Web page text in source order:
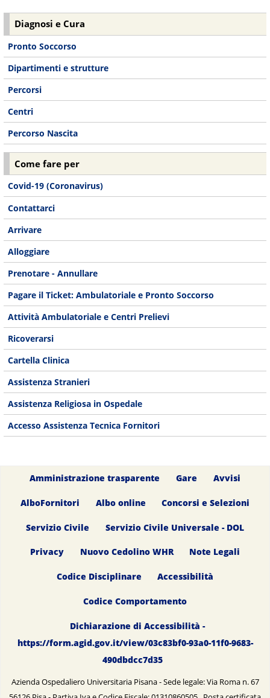
Diagnosi e Cura
Pronto Soccorso
Dipartimenti e strutture
Percorsi
Centri
Percorso Nascita
Come fare per
Covid-19 (Coronavirus)
Contattarci
Arrivare
Alloggiare
Prenotare - Annullare
Pagare il Ticket: Ambulatoriale e Pronto Soccorso
Attività Ambulatoriale e Centri Prelievi
Ricoverarsi
Cartella Clinica
Assistenza Stranieri
Assistenza Religiosa in Ospedale
Accesso Assistenza Tecnica Fornitori
Amministrazione trasparente Gare Avvisi
AlboFornitori Albo online Concorsi e Selezioni
Servizio Civile Servizio Civile Universale - DOL
Privacy Nuovo Cedolino WHR Note Legali
Codice Disciplinare Accessibilità
Codice Comportamento
Dichiarazione di Accessibilità -
https://form.agid.gov.it/view/03c83bf0-93a0-11f0-9683-
490dbdcc7d35
Azienda Ospedaliero Universitaria Pisana - Sede legale: Via Roma n. 67